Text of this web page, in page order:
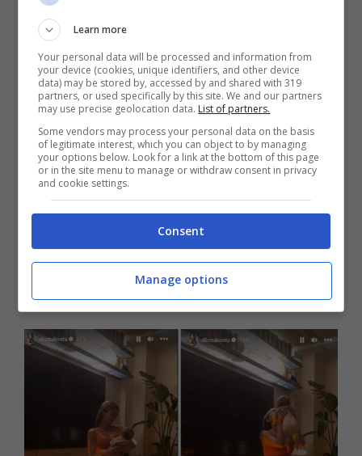
Le foto sono tenerissime e riprendono
mamma e figlia in un dolce momento di
gioco insieme. Con indosso un coordinato
sportivo di colore arancione, la Leotta tiene
in braccio la piccola Aria, sollevandola poi
fin sopra la testa.
Le foto sono state
scattate nel salotto milanese della bella
, ed è proprio la casa della
conduttrice ad aver attirato maggiormente
l’attenzione.
Learn more
Your personal data will be processed and information from
your device (cookies, unique identifiers, and other device
data) may be stored by, accessed by and shared with 319
partners, or used specifically by this site. We and our partners
may use precise geolocation data. List of partners.
Some vendors may process your personal data on the basis
of legitimate interest, which you can object to by managing
your options below. Look for a link at the bottom of this page
or in the site menu to manage or withdraw consent in privacy
and cookie settings.
Consent
Manage options